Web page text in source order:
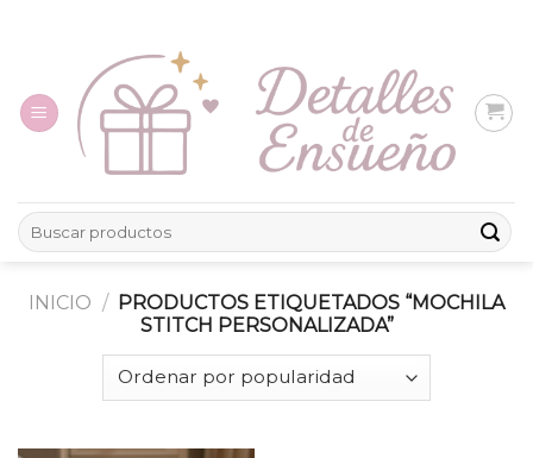
Buscar
por:
INICIO / PRODUCTOS ETIQUETADOS “MOCHILA
STITCH PERSONALIZADA”